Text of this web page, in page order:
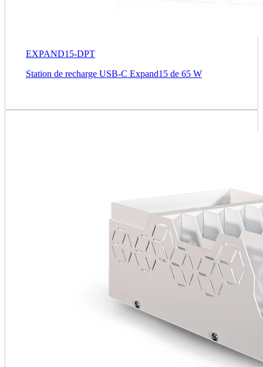
EXPAND15-DPT
Station de recharge USB-C Expand15 de 65 W